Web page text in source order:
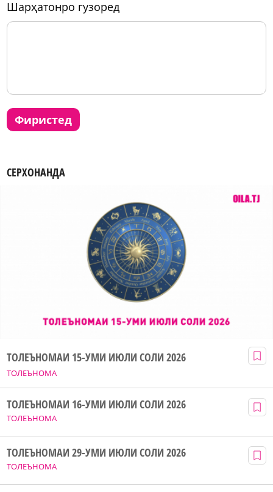
шарҳатонро гузоред
фиристед
СЕРХОНАНДА
ТОЛЕЪНОМА
ТОЛЕЪНОМАИ 15-УМИ ИЮЛИ СОЛИ 2026
ТОЛЕЪНОМА
ТОЛЕЪНОМАИ 16-УМИ ИЮЛИ СОЛИ 2026
ТОЛЕЪНОМА
ТОЛЕЪНОМАИ 29-УМИ ИЮЛИ СОЛИ 2026